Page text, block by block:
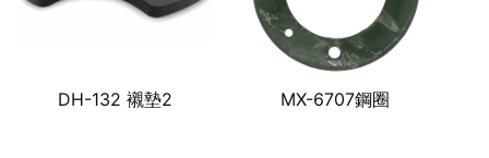
DH-132 襯墊2 MX-6707鋼圈